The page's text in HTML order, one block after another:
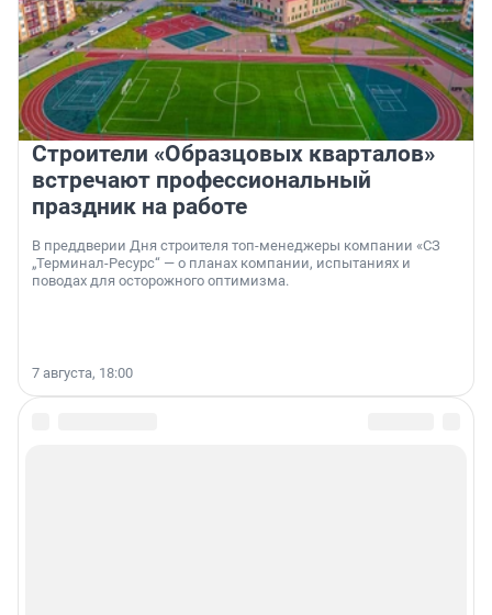
Строители «Образцовых кварталов»
встречают профессиональный
праздник на работе
В преддверии Дня строителя топ-менеджеры компании «СЗ
„Терминал-Ресурс“ — о планах компании, испытаниях и
поводах для осторожного оптимизма.
7 августа, 18:00